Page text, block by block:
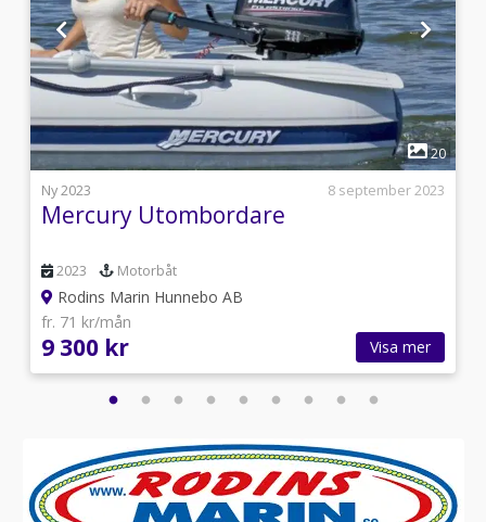
1
20
Ny 2023
8 september 2023
Mercury Utombordare
2023 Motorbåt
Rodins Marin Hunnebo AB
fr. 71 kr/mån
9 300 kr Visa mer